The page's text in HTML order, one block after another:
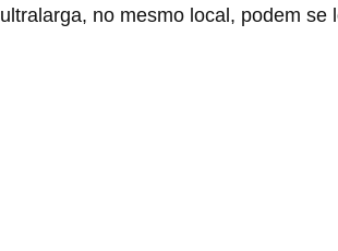
ultralarga, no mesmo local, podem se